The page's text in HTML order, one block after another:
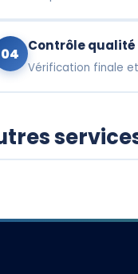
04 Contrôle qualité
Vérification finale